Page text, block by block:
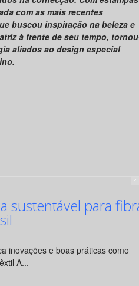
com as mais recentes
buscou inspiração na beleza e
à frente de seu tempo,
aliados ao design especial
sustentável para
inovações e boas práticas como
A...